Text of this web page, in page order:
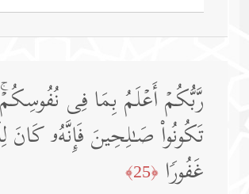
رَّبُّكُمۡ أَعۡلَمُ بِمَا فِی
تَكُونُوا۟ صَـٰلِحِینَ فَإِنَّهُۥ كَانَ
غَفُورࣰا ﴿25﴾